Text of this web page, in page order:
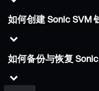
如何创建 Sonic SVM
如何备份与恢复